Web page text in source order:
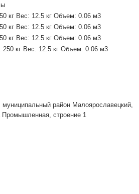
кг Вес: 12.5 кг Объем: 0.06 м3
кг Вес: 12.5 кг Объем: 0.06 м3
кг Вес: 12.5 кг Объем: 0.06 м3
250 кг Вес: 12.5 кг Объем: 0.06 м3
район Малоярославецкий,
Промышленная, строение 1